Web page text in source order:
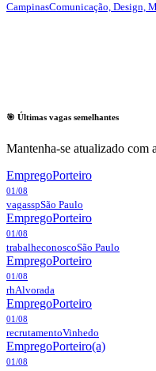
CampinasComunicação, Design,
🎯 Últimas vagas semelhantes
Mantenha-se atualizado com
EmpregoPorteiro
01/08
vagasspSão Paulo
EmpregoPorteiro
01/08
trabalheconoscoSão Paulo
EmpregoPorteiro
01/08
rhAlvorada
EmpregoPorteiro
01/08
recrutamentoVinhedo
EmpregoPorteiro(a)
01/08